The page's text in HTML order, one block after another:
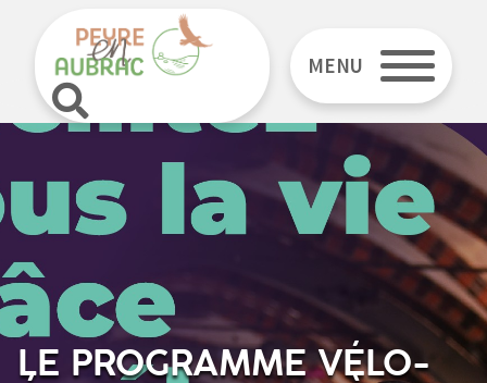
MENU
LE PROGRAMME VÉLO-